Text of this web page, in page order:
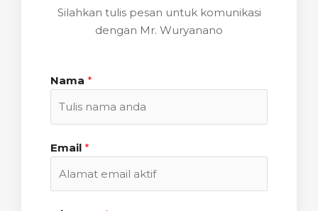
Silahkan tulis pesan untuk komunikasi
dengan Mr. Wuryanano
Nama *
Email *